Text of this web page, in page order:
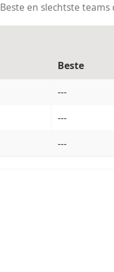
Beste en slechtste
Beste
---
---
---